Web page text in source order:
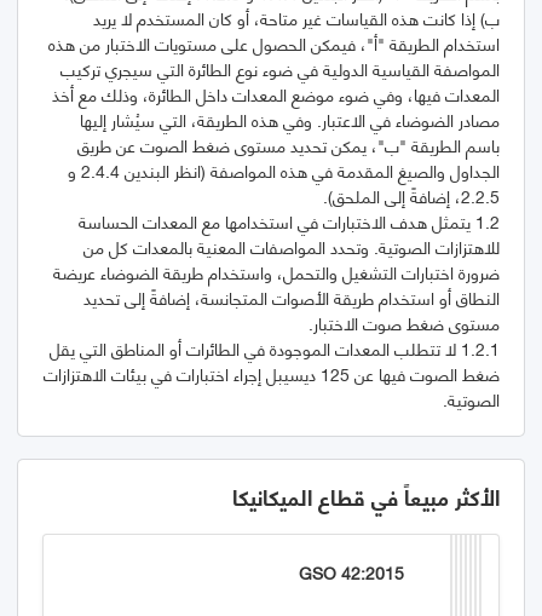
‌ب) إذا كانت هذه القياسات غير متاحة، أو كان المستخدم لا يريد
استخدام الطريقة "أ"، فيمكن الحصول على مستويات الاختبار من هذه
المواصفة القياسية الدولية في ضوء نوع الطائرة التي سيجري تركيب
المعدات فيها، وفي ضوء موضع المعدات داخل الطائرة، وذلك مع أخذ
مصادر الضوضاء في الاعتبار. وفي هذه الطريقة، التي سيُشار إليها
باسم الطريقة "ب"، يمكن تحديد مستوى ضغط الصوت عن طريق
الجداول والصيغ المقدمة في هذه المواصفة (انظر البندين 2.4.4 و
1.2 يتمثل هدف الاختبارات في استخدامها مع المعدات الحساسة
للاهتزازات الصوتية. وتحدد المواصفات المعنية بالمعدات كل من
ضرورة اختبارات التشغيل والتحمل، واستخدام طريقة الضوضاء عريضة
النطاق أو استخدام طريقة الأصوات المتجانسة، إضافةً إلى تحديد
1.2.1 لا تتطلب المعدات الموجودة في الطائرات أو المناطق التي يقل
ضغط الصوت فيها عن 125 ديسيبل إجراء اختبارات في بيئات الاهتزازات
الصوتية.
الأكثر مبيعاً في قطاع الميكانيكا
GSO 42:2015